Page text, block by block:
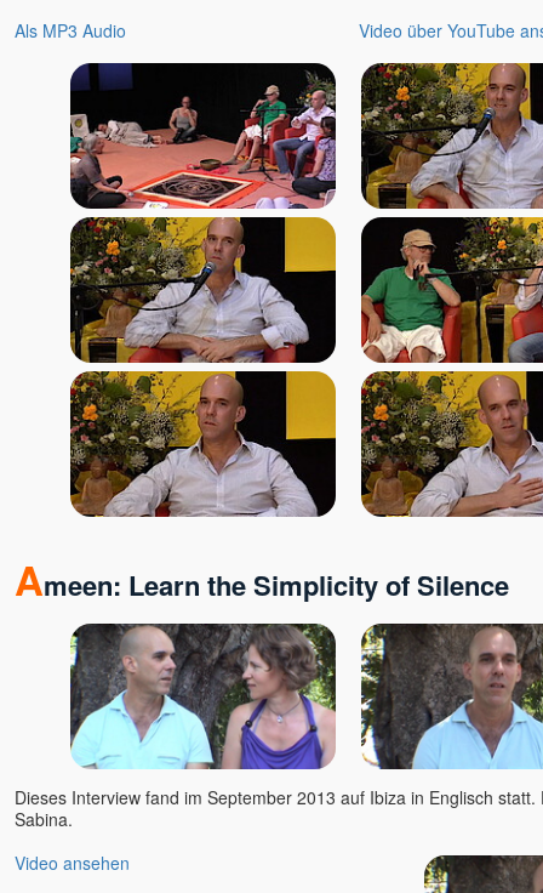
Meditation
Devi
Dhyan Mikael
Dirk Hessel
Dittmar Kruse
Dolano
Eckhart Tolle u. Kim Eng
Edgar OWK Hofer
Egobuster Verena Fleißner
Elios
Ellen Kalwait-Borck u.
Slobodan
Ellie Roozdar
Ernst-Peter Flint
Evelin Rosenfeld
Francis Lucille
Friederike Hemsath
Gabriele Rudolph
Gaia
Ganga Mira
Gangaji u. Eli
geistreich
Bewusstseinsschule
Gerd Valentinelli
Gerhard Leon Laub
Als MP3 Audio
Video über YouTube
Ameen: Learn the Simplicity of Silence
Dieses Interview fand im September 2013 auf Ibiza in Englisch
Sabina.
Video ansehen